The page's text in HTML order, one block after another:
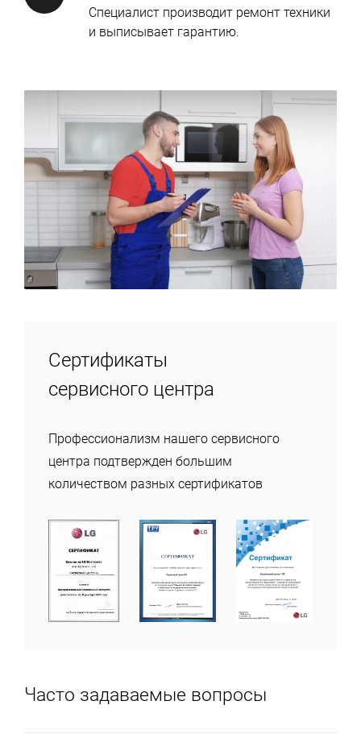
Специалист производит ремонт техники
и выписывает гарантию.
Сертификаты
сервисного центра
Профессионализм нашего сервисного
центра подтвержден большим
количеством разных сертификатов
Часто задаваемые вопросы